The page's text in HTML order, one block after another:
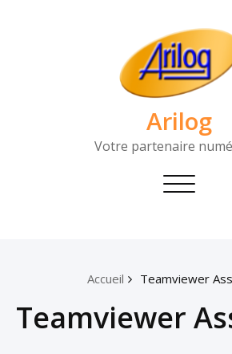
Arilog
Votre partenaire
Toggle
Accueil Teamviewer
Teamviewer